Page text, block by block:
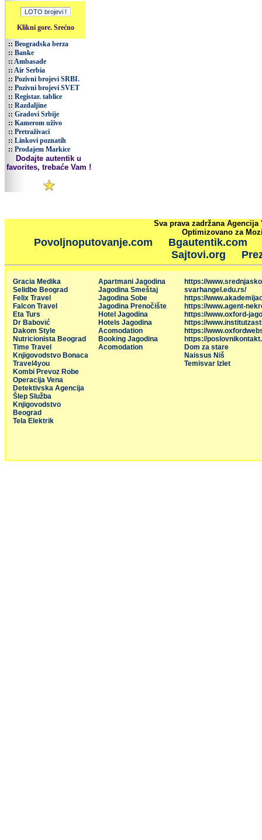
Klikni gore. Srećno
:: Beogradska berza
:: Banke
:: Ambasade
:: Air Serbia
:: Pozivni brojevi SRBI.
:: Pozivni brojevi SVET
:: Registar. tablice
:: Razdaljine
:: Gradovi Srbije
:: Kamerom uživo
:: Pretraživaci
:: Linkovi poznatih
:: Prodajem Markice
Dodajte autentik u
favorites, trebaće Vam !
Sva prava zadržana
Optimizovano za
Povoljnoputovanje.com
Bgautentik.com
Sajtovi.org
Gracia Medika
Selidbe Beograd
Felix Travel
Falcon Travel
Eta Turs
Dr Babović
Dakom Style
Nutricionista Beograd
Time Travel
Knjigovodstvo Bonaca
Travel4you
Kombi Prevoz Robe
Operacija Vena
Detektivska Agencija
Šlep Služba
Knjigovodstvo
Beograd
Tela Elektrik
Apartmani Jagodina
Jagodina Smeštaj
Jagodina Sobe
Jagodina Prenočište
Hotel Jagodina
Hotels Jagodina
Acomodation
Booking Jagodina
Acomodation
https://
svarhangel.edu.rs/
https://
https://www.agent-
https://www.oxford-
https://
https://
https://
Dom za stare
Naissus Niš
Temisvar Izlet